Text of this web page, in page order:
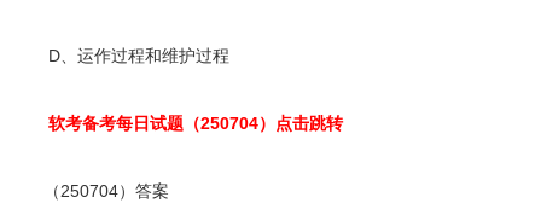
D、运作过程和维护过程
软考备考每日试题（250704）点击跳转
（250704）答案